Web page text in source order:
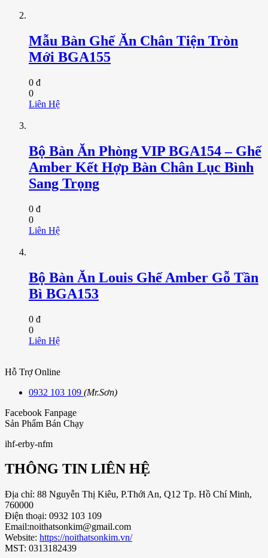
Mẫu Bàn Ghế Ăn Chân Tiện Tròn
Mới BGA155
0 đ
0
Liên Hệ
Bộ Bàn Ăn Phòng VIP BGA154 – Ghế
Amber Kết Hợp Bàn Chân Lục Bình
Sang Trọng
0 đ
0
Liên Hệ
Bộ Bàn Ăn Louis Ghế Amber Gỗ Tần
Bì BGA153
0 đ
0
Liên Hệ
Hỗ Trợ Online
0932 103 109 (Mr.Sơn)
Facebook Fanpage
Sản Phẩm Bán Chạy
ihf-erby-nfm
THÔNG TIN LIÊN HỆ
Địa chỉ: 88 Nguyễn Thị Kiêu, P.Thới An, Q12 Tp. Hồ Chí Minh,
760000
Điện thoại: 0932 103 109
Email:noithatsonkim@gmail.com
Website: https://noithatsonkim.vn/
MST: 0313182439